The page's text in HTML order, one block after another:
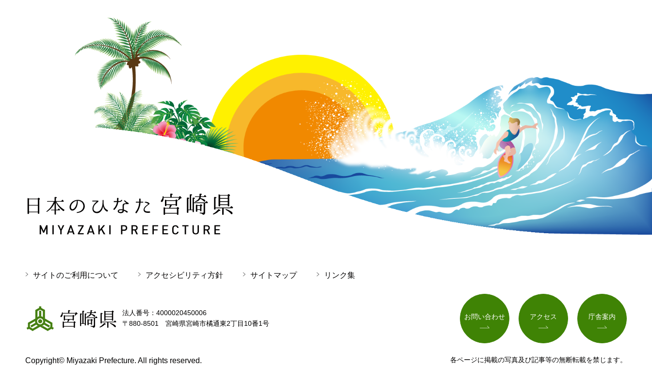
日本のひなた 宮崎県 MIYAZAKI PREFECTURE
サイトのご利用について アクセシビリティ方針 サイトマップ リンク集
宮崎県
法人番号：4000020450006
〒880-8501 宮崎県宮崎市橘通東2丁目10番1号
お問い合わせ アクセス 庁舎案内
Copyright© Miyazaki Prefecture. All rights reserved. 各ページに掲載の写真及び記事等の無断転載を禁じます。